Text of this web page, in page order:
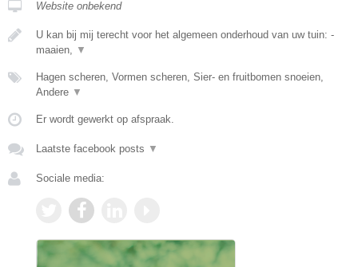
Website onbekend
U kan bij mij terecht voor het algemeen onderhoud van uw tuin: -
maaien, ▼
Hagen scheren, Vormen scheren, Sier- en fruitbomen snoeien,
Andere ▼
Er wordt gewerkt op afspraak.
Laatste facebook posts ▼
Sociale media: